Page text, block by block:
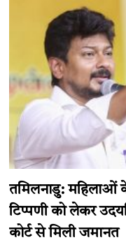
तमिलनाडु:
टिप्पणी को लेकर
कोर्ट से मिली जमानत